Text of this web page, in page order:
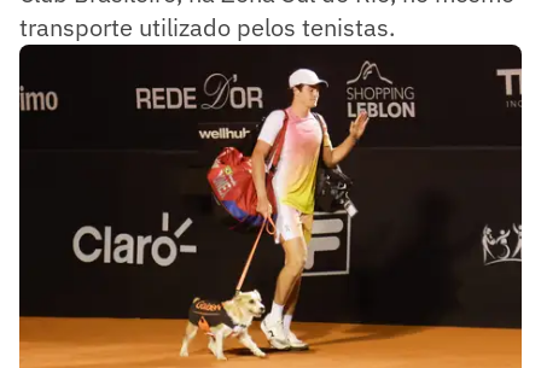
transporte utilizado pelos tenistas.